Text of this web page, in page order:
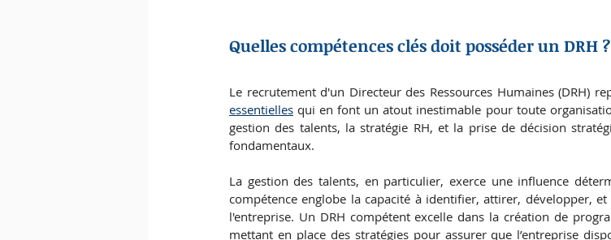
Quelles compétences clés doit posséder un DRH ?
Le recrutement d'un Directeur des Ressources Humaines (DRH)
essentielles qui en font un atout inestimable pour toute
gestion des talents, la stratégie RH, et la prise de décision
fondamentaux.
La gestion des talents, en particulier, exerce une influence
compétence englobe la capacité à identifier, attirer, développer,
l'entreprise. Un DRH compétent excelle dans la création de
mettant en place des stratégies pour assurer que l’entreprise